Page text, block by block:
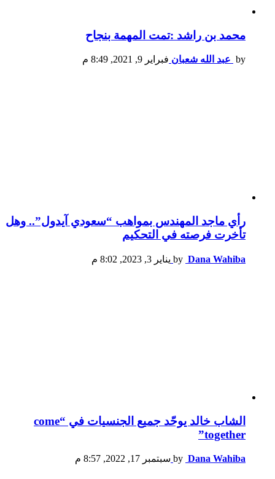
محمد بن راشد :تمت المهمة بنجاح
by عبد الله شعبان فبراير 9, 2021, 8:49 م
رأي ماجد المهندس بمواهب “سعودي آيدول”.. وهل
تأخرت فرصته في التحكيم
by Dana Wahiba يناير 3, 2023, 8:02 م
الشاب خالد يوحّد جميع الجنسيات في “come
together”
by Dana Wahiba سبتمبر 17, 2022, 8:57 م